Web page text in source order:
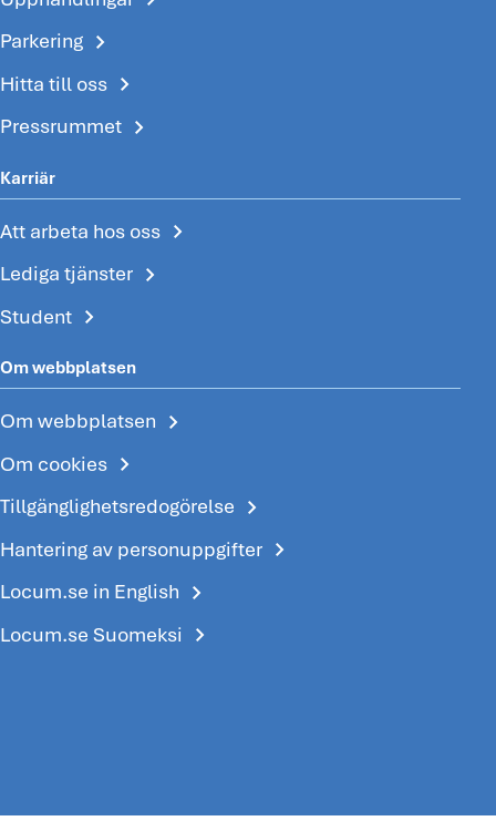
Parkering chevron_right
Hitta till oss chevron_right
Pressrummet chevron_right
Karriär
Att arbeta hos oss chevron_right
Lediga tjänster chevron_right
Student chevron_right
Om webbplatsen
Om webbplatsen chevron_right
Om cookies chevron_right
Tillgänglighetsredogörelse chevron_right
Hantering av personuppgifter chevron_right
Locum.se in English chevron_right
Locum.se Suomeksi chevron_right